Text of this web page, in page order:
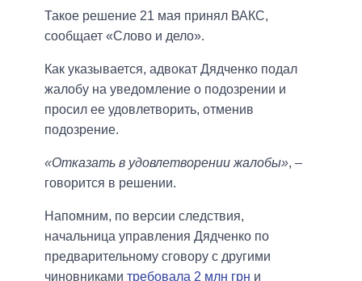
Такое решение 21 мая принял ВАКС,
сообщает «Слово и дело».
Как указывается, адвокат Дядченко подал
жалобу на уведомление о подозрении и
просил ее удовлетворить, отменив
подозрение.
«Отказать в удовлетворении жалобы», –
говорится в решении.
Напомним, по версии следствия,
начальница управления Дядченко по
предварительному сговору с другими
чиновниками требовала 2 млн грн и